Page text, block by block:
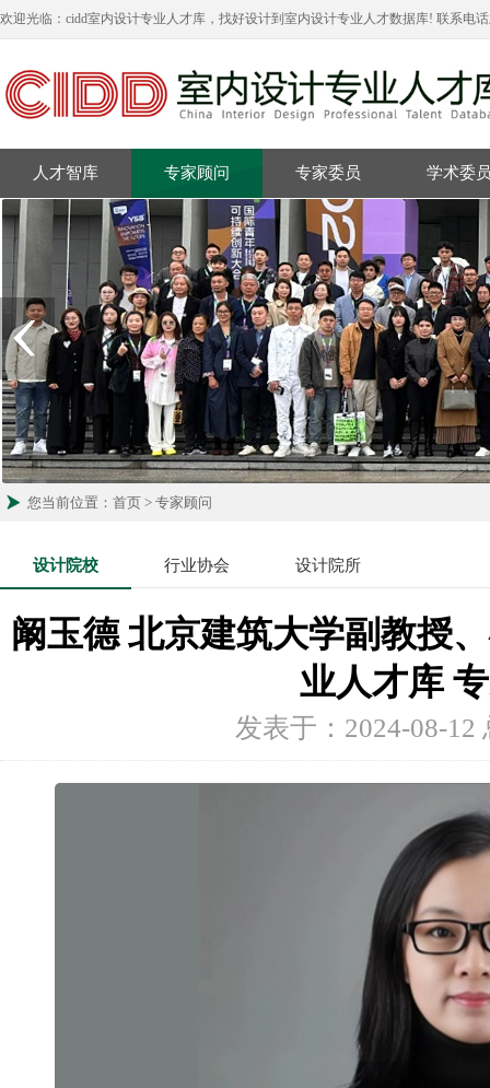
欢迎光临：cidd室内设计专业人才库，找好设计到室内设计专业人才数据库! 联系电
人才智库 专家顾问 专家委员 学术委
您当前位置：首页 > 专家顾问
设计院校 行业协会 设计院所
阚玉德 北京建筑大学副教授
业人才库
发表于：2024-08-12